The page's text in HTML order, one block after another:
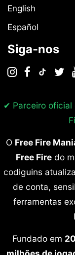
English
Español
Siga-nos
✔ Parceiro oficial
O Free Fire
Free Firedo
codiguins
de conta,
ferramentas
Fundado em